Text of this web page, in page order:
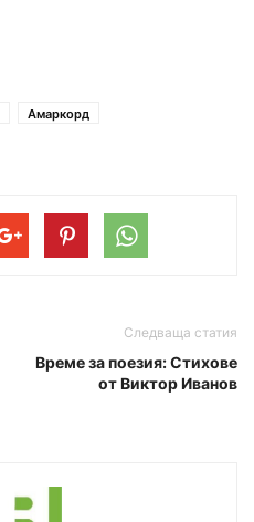
Амаркорд
Следваща статия
Време за поезия: Стихове
от Виктор Иванов